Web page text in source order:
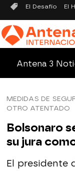
El Desafío El
Antena 3
MEDIDAS DE
OTRO ATENTADO
Bolsonaro
su jura
El presidente